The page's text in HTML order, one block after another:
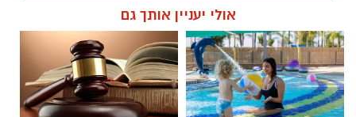
אולי יעניין אותך גם